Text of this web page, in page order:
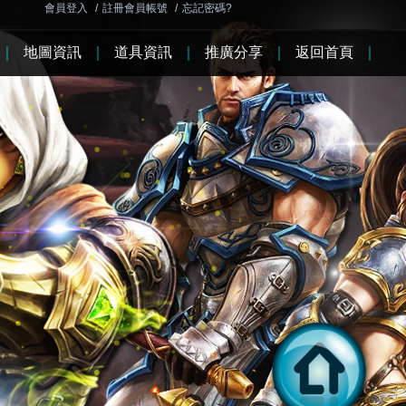
會員登入 / 註冊會員帳號 / 忘記密碼?